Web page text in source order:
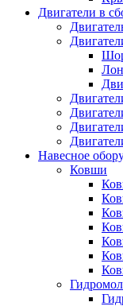
Двигатели в
Навесное
Ковши